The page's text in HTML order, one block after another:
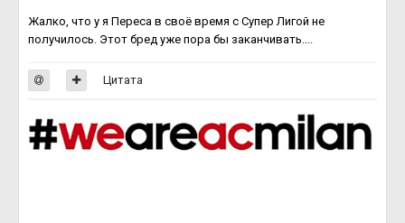
Жалко, что у я Переса в своё время с Супер Лигой не
получилось. Этот бред уже пора бы заканчивать....
Цитата